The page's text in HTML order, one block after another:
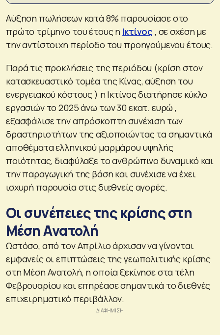
Αύξηση πωλήσεων κατά 8% παρουσίασε στο
πρώτο τρίμηνο του έτους η Ικτίνος , σε σχέση με
την αντίστοιχη περίοδο του προηγούμενου έτους.
Παρά τις προκλήσεις της περιόδου (κρίση στον
κατασκευαστικό τομέα της Κίνας, αύξηση του
ενεργειακού κόστους ) η Ικτίνος διατήρησε κύκλο
εργασιών το 2025 άνω των 30 εκατ. ευρώ ,
εξασφάλισε την απρόσκοπτη συνέχιση των
δραστηριοτήτων της αξιοποιώντας τα σημαντικά
αποθέματα ελληνικού μαρμάρου υψηλής
ποιότητας, διαφύλαξε το ανθρώπινο δυναμικό και
την παραγωγική της βάση και συνέχισε να έχει
ισχυρή παρουσία στις διεθνείς αγορές.
Οι συνέπειες της κρίσης στη
Μέση Ανατολή
Ωστόσο, από τον Απρίλιο άρχισαν να γίνονται
εμφανείς οι επιπτώσεις της γεωπολιτικής κρίσης
στη Μέση Ανατολή, η οποία ξεκίνησε στα τέλη
Φεβρουαρίου και επηρέασε σημαντικά το διεθνές
επιχειρηματικό περιβάλλον.